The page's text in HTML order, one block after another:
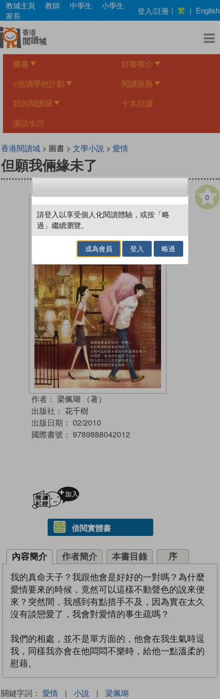
Skip
main
content
教城主頁 教師 中學生
小學生
家長
登入/註冊 | 繁 | English
圖書 好書推介
e悅讀學校計劃 閱讀服務
我的閱讀城 十本好讀
漫話生活
香港閱讀城> 圖書 > 文學小說 > 愛情
但願我倆緣未了
0
作者： 梁佩瑚 （著）
出版社： 花千樹
出版日期： 02/2010
國際書號： 9789888042012
借閱實體書
內容簡介 作者簡介 本書目錄 序
我的真命天子？我跟他會是好好的一對嗎？為什麼
愛情要來的時候，竟然可以這樣不動聲色的說來便
來？突然間，我感到有點措手不及，因為實在太久
沒有談戀愛了，我會對愛情的事生疏嗎？
我們的相處，並不是單方面的，他會在我生氣時逗
我，同樣我亦會在他悶悶不樂時，給他一點溫柔的
慰藉。
關鍵字詞： 愛情 | 小說 | 梁佩瑚
請登入以享受個人化閱讀體驗，或按「略
過」繼續瀏覽。
成為會員 登入 略過